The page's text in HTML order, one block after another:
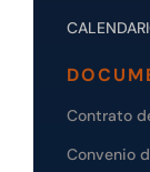
Contrato
Convenio